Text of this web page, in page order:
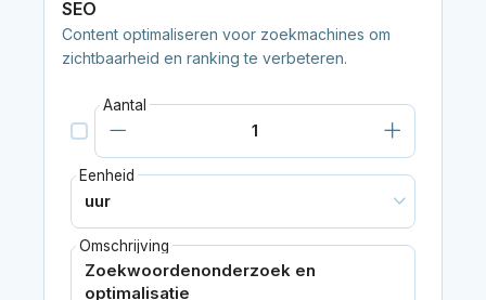
SEO
Content optimaliseren voor zoekmachines om
zichtbaarheid en ranking te verbeteren.
Aantal
Eenheid
Omschrijving